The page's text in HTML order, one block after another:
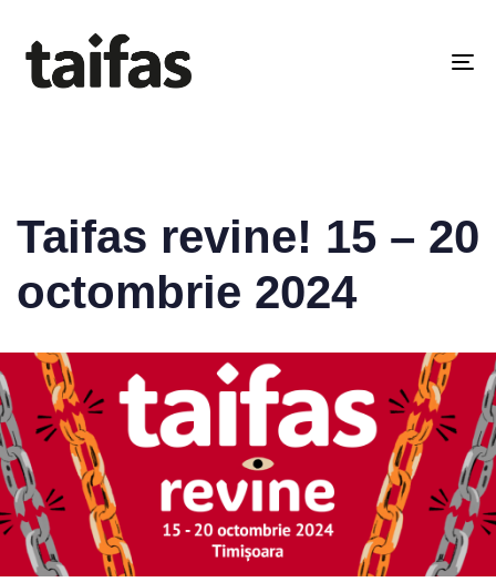
COMUNICAT 2024
Taifas revine! 15 – 20
octombrie 2024